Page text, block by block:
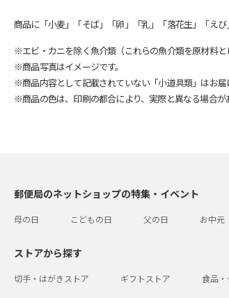
商品に「小麦」「そば」「卵」「乳」「落花生」「え
※エビ・カニを除く魚介類（これらの魚介類を原材料
※商品写真はイメージです。
※商品内容として記載されていない「小道具類」はお届
※商品の色は、印刷の都合により、実際と異なる場合が
郵便局のネットショップの特集・イベント
母の日 こどもの日 父の日 お中元
ストアから探す
切手・はがきストア ギフトストア 食品・